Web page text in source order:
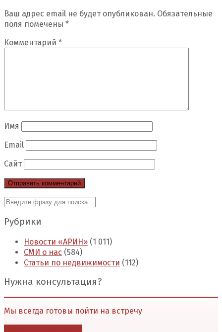
Ваш адрес email не будет опубликован. Обязательные
поля помечены *
Комментарий *
Имя
Email
Сайт
Рубрики
Новости «АРИН» (1 011)
СМИ о нас (584)
Статьи по недвижимости (112)
Нужна консультация?
Мы всегда готовы пойти на встречу